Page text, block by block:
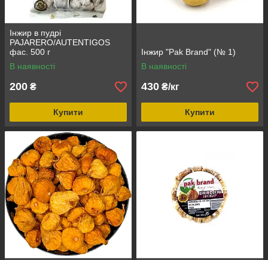
Інжир в пудрі
PAJARERO/AUTENTIGOS
фас. 500 г
В наявності
200 ₴
Купити
Інжир "Pak Brand" (№ 1)
В наявності
430 ₴/кг
Купити